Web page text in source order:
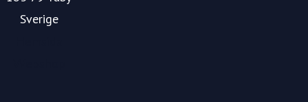
Sverige